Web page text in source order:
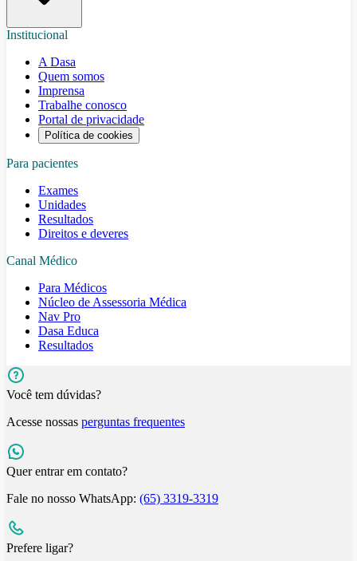
Institucional
A Dasa
Quem somos
Imprensa
Trabalhe conosco
Portal de privacidade
Política de cookies
Para pacientes
Exames
Unidades
Resultados
Direitos e deveres
Canal Médico
Para Médicos
Núcleo de Assessoria Médica
Nav Pro
Dasa Educa
Resultados
Você tem dúvidas?
Acesse nossas perguntas frequentes
Quer entrar em contato?
Fale no nosso WhatsApp: (65) 3319-3319
Prefere ligar?